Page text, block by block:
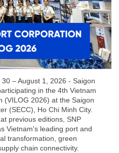
– August 1, 2026 - Saigon
in the 4th Vietnam
(VILOG 2026) at the Saigon
(SECC), Ho Chi Minh City.
previous editions, SNP
Vietnam's leading port and
transformation, green
chain connectivity.